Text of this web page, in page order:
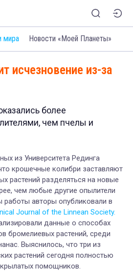
мира Новости «Моей Планеты»
исчезновение из-за
более
чем пчелы и
из Университета Рединга
крошечные колибри заставляют
растений разделяться на новые
чем любые другие опылители
работы авторы опубликовали в
Journal of the Linnean Society.
данные о способах
бромелиевых растений, среди
Выяснилось, что три из
растений сегодня полностью
крылатых помощников.